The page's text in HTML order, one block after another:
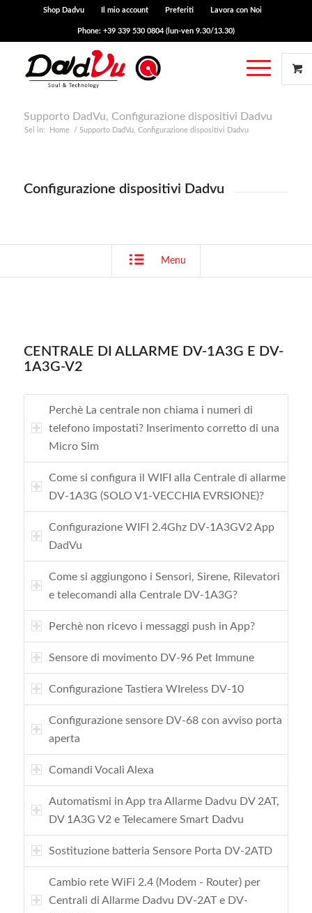
Shop Dadvu Il mio account Preferiti Lavora con Noi
Phone: +39 339 530 0804 (lun-ven 9.30/13.30)
Supporto DadVu, Configurazione dispositivi Dadvu
Sei in: Home / Supporto DadVu, Configurazione dispositivi Dadvu
Configurazione dispositivi Dadvu
Menu
CENTRALE DI ALLARME DV-1A3G E DV-
1A3G-V2
Perchè La centrale non chiama i numeri di
telefono impostati? Inserimento corretto di una
Micro Sim
Come si configura il WIFI alla Centrale di allarme
DV-1A3G (SOLO V1-VECCHIA EVRSIONE)?
Configurazione WIFI 2.4Ghz DV-1A3GV2 App
DadVu
Come si aggiungono i Sensori, Sirene, Rilevatori
e telecomandi alla Centrale DV-1A3G?
Perchè non ricevo i messaggi push in App?
Sensore di movimento DV-96 Pet Immune
Configurazione Tastiera WIreless DV-10
Configurazione sensore DV-68 con avviso porta
aperta
Comandi Vocali Alexa
Automatismi in App tra Allarme Dadvu DV 2AT,
DV 1A3G V2 e Telecamere Smart Dadvu
Sostituzione batteria Sensore Porta DV-2ATD
Cambio rete WiFi 2.4 (Modem - Router) per
Centrali di Allarme Dadvu DV-2AT e DV-